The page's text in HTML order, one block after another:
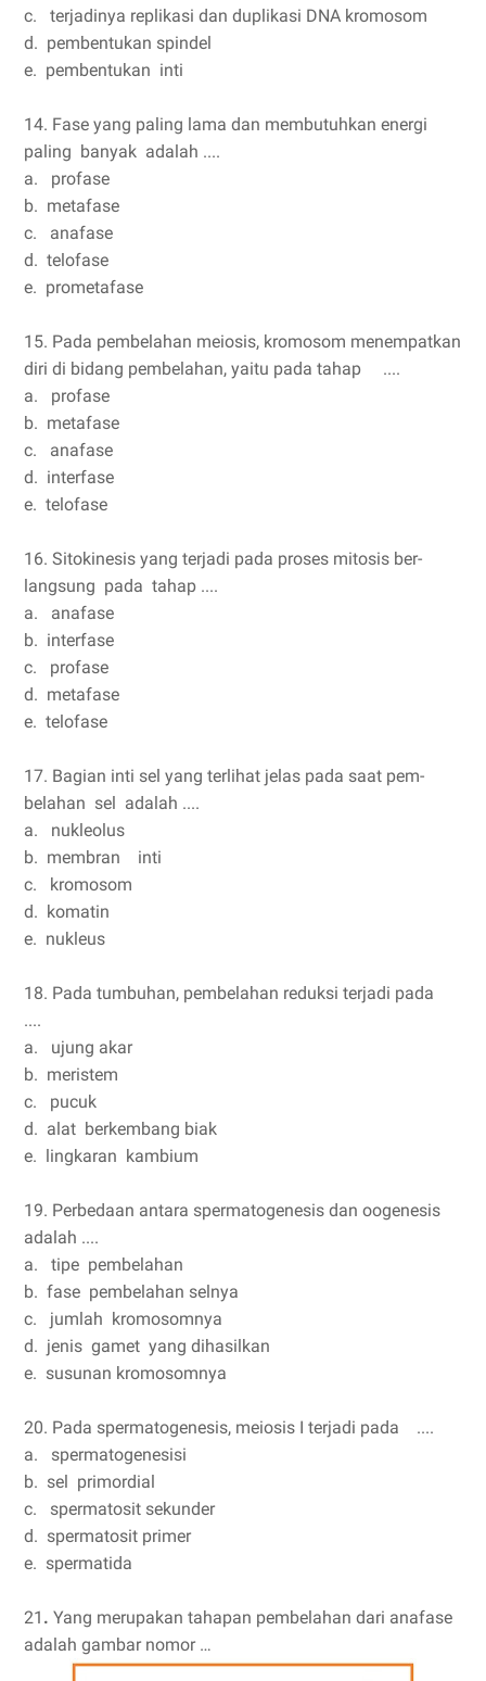
c. terjadinya replikasi dan duplikasi DNA kromosom
d. pembentukan spindel
e. pembentukan inti
14. Fase yang paling lama dan membutuhkan energi
paling banyak adalah ....
a. profase
b. metafase
c. anafase
d. telofase
e. prometafase
15. Pada pembelahan meiosis, kromosom menempatkan
diri di bidang pembelahan, yaitu pada tahap ....
a. profase
b. metafase
c. anafase
d. interfase
e. telofase
16. Sitokinesis yang terjadi pada proses mitosis ber-
langsung pada tahap ....
a. anafase
b. interfase
c. profase
d. metafase
e. telofase
17. Bagian inti sel yang terlihat jelas pada saat pem-
belahan sel adalah ....
a. nukleolus
b. membran inti
c. kromosom
d. komatin
e. nukleus
18. Pada tumbuhan, pembelahan reduksi terjadi pada
....
a. ujung akar
b. meristem
c. pucuk
d. alat berkembang biak
e. lingkaran kambium
19. Perbedaan antara spermatogenesis dan oogenesis
adalah ....
a. tipe pembelahan
b. fase pembelahan selnya
c. jumlah kromosomnya
d. jenis gamet yang dihasilkan
e. susunan kromosomnya
20. Pada spermatogenesis, meiosis I terjadi pada ....
a. spermatogenesisi
b. sel primordial
c. spermatosit sekunder
d. spermatosit primer
e. spermatida
21 . Yang merupakan tahapan pembelahan dari anafase
adalah gambar nomor …